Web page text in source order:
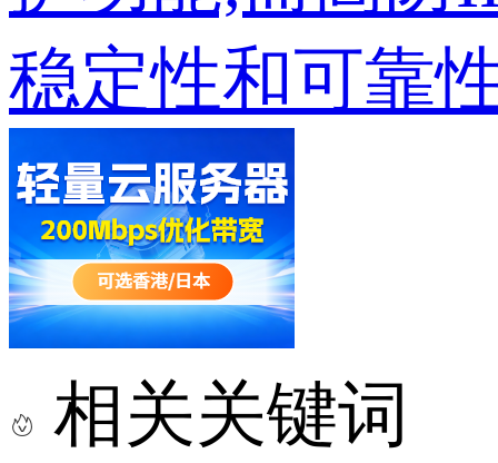
稳定性和可靠
相关关键词